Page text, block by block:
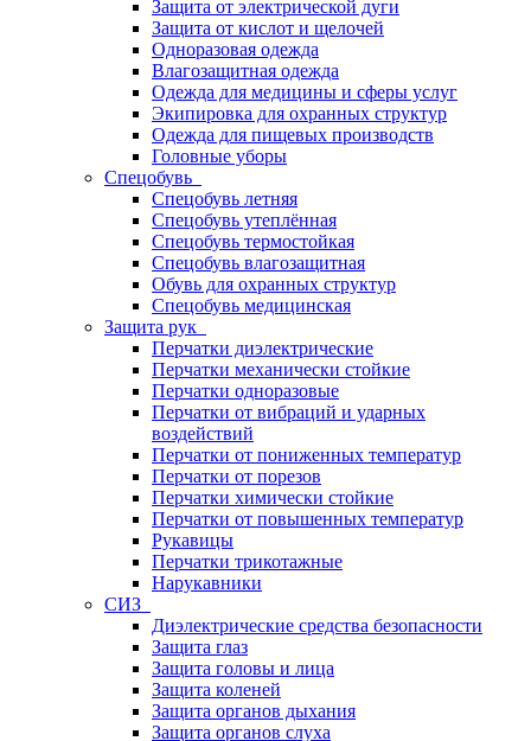
Защита от электрической дуги
Защита от кислот и щелочей
Одноразовая одежда
Влагозащитная одежда
Одежда для медицины и сферы услуг
Экипировка для охранных структур
Одежда для пищевых производств
Головные уборы
Спецобувь
Спецобувь летняя
Спецобувь утеплённая
Спецобувь термостойкая
Спецобувь влагозащитная
Обувь для охранных структур
Спецобувь медицинская
Защита рук
Перчатки диэлектрические
Перчатки механически стойкие
Перчатки одноразовые
Перчатки от вибраций и ударных
воздействий
Перчатки от пониженных температур
Перчатки от порезов
Перчатки химически стойкие
Перчатки от повышенных температур
Рукавицы
Перчатки трикотажные
Нарукавники
СИЗ
Диэлектрические средства безопасности
Защита глаз
Защита головы и лица
Защита коленей
Защита органов дыхания
Защита органов слуха